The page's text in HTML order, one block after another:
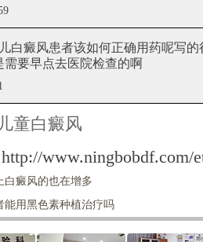
白癜风患者该如何正确用药呢写的
需要早点去医院检查的啊
儿童白癜风
http://www.ningbobdf.com/
白癜风的也在增多
能用黑色素种植治疗吗